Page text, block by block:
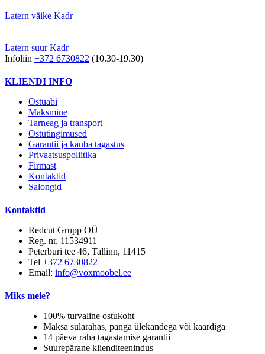
Latern väike Kadr
Latern suur Kadr
Infoliin +372 6730822 (10.30-19.30)
KLIENDI INFO
Ostuabi
Maksmine
Tarneag ja transport
Ostutingimused
Garantii ja kauba tagastus
Privaatsuspoliitika
Firmast
Kontaktid
Salongid
Kontaktid
Redcut Grupp OÜ
Reg. nr. 11534911
Peterburi tee 46, Tallinn, 11415
Tel +372 6730822
Email: info@voxmoobel.ee
Miks meie?
100% turvaline ostukoht
Maksa sularahas, panga ülekandega või kaardiga
14 päeva raha tagastamise garantii
Suurepärane klienditeenindus